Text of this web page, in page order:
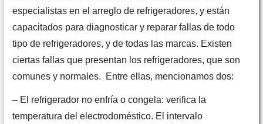
especialistas en el arreglo de refrigeradores, y están
capacitados para diagnosticar y reparar fallas de todo
tipo de refrigeradores, y de todas las marcas. Existen
ciertas fallas que presentan los refrigeradores, que son
comunes y normales. Entre ellas, mencionamos dos:
– El refrigerador no enfría o congela: verifica la
temperatura del electrodoméstico. El intervalo